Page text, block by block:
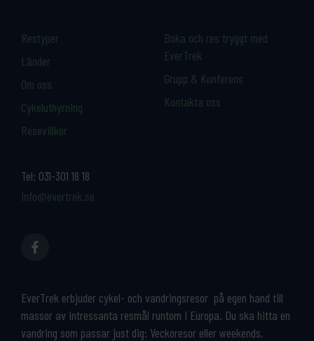
Tel: 031-301 18 18
info@evertrek.se
EverTrek erbjuder cykel- och vandringsresor på egen hand till
massor av intressanta resmål runtom i Europa. Du ska hitta en
vandring som passar just dig: Veckoresor eller weekends,
Restyper
Länder
Om oss
Cykeluthyrning
Resevillkor
Boka och res tryggt med
EverTrek
Grupp & Konferens
Kontakta oss